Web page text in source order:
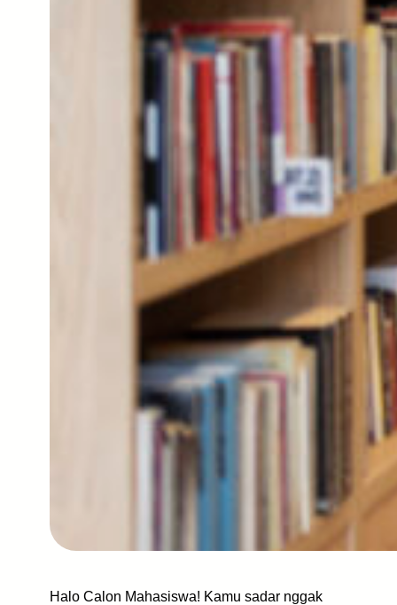
Halo Calon Mahasiswa! Kamu sadar nggak